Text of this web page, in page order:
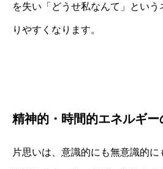
を失い「どうせ私なんて」とい
りやすくなります。
精神的・時間的エネルギー
片思いは、意識的にも無意識的